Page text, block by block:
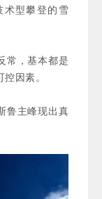
术型攀登的雪
常，基本都是
因素。
鲁主峰现出真